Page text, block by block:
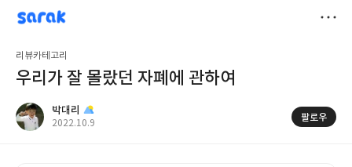
sarak
박대리
리뷰카테고리
우리가 잘 몰랐던 자폐에 관하여
박대리
작
2022.10.9
팔로우